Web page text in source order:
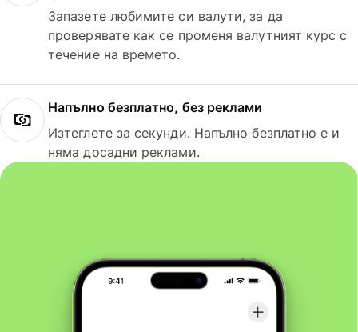
Запазете любимите си валути, за да
проверявате как се променя валутният курс с
течение на времето.
Напълно безплатно, без реклами
Изтеглете за секунди. Напълно безплатно е и
няма досадни реклами.